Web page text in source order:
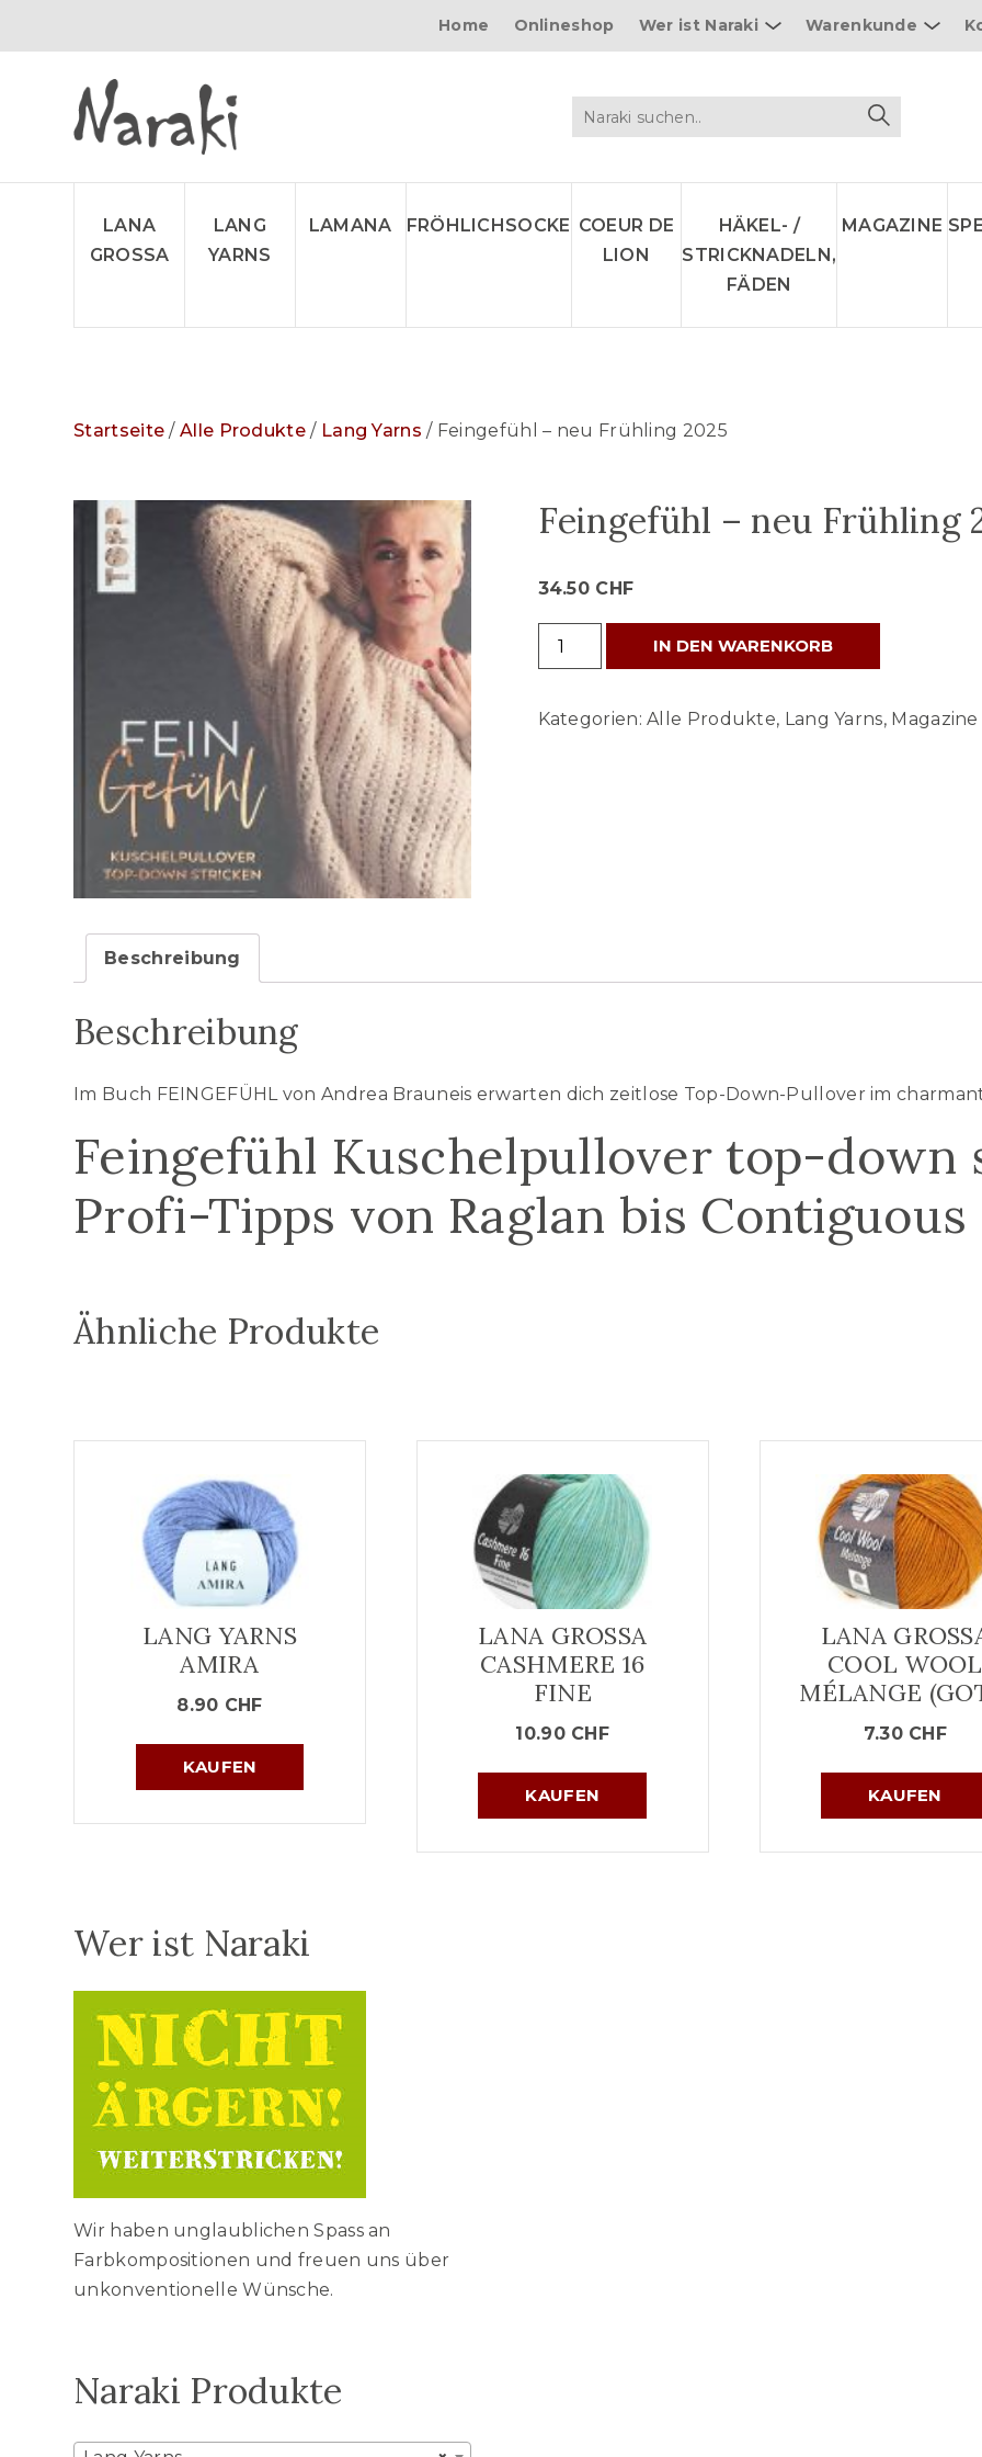
Home Onlineshop Wer ist Naraki Warenkunde
LANA
GROSSA
LANG
YARNS
LAMANA FRÖHLICHSOCKE COEUR DE
LION
HÄKEL- /
STRICKNADELN,
FÄDEN
MAGAZINE
Startseite /Alle Produkte / Lang Yarns / Feingefühl – neu Frühling 2025
Feingefühl – neu Frühling
34.50 CHF
Feingefühl
-
Frühling
IN DEN WARENKORB
Kategorien:Alle Produkte, Lang Yarns, Magazine
Beschreibung
Beschreibung
Im Buch FEINGEFÜHL von Andrea Brauneis erwarten dich zeitlose Top-Down-Pullover im
Feingefühl Kuschelpullover top-down
Profi-Tipps von Raglan bis Contiguous
Ähnliche Produkte
LANG YARNS
AMIRA
8.90 CHF
KAUFEN
LANA GROSSA
CASHMERE 16
FINE
10.90 CHF
KAUFEN
LANA
COOL WOOL
MÉLANGE
7.30 CHF
KAUFEN
Wer ist Naraki
Wir haben unglaublichen Spass an
Farbkompositionen und freuen uns über
unkonventionelle Wünsche.
Naraki Produkte